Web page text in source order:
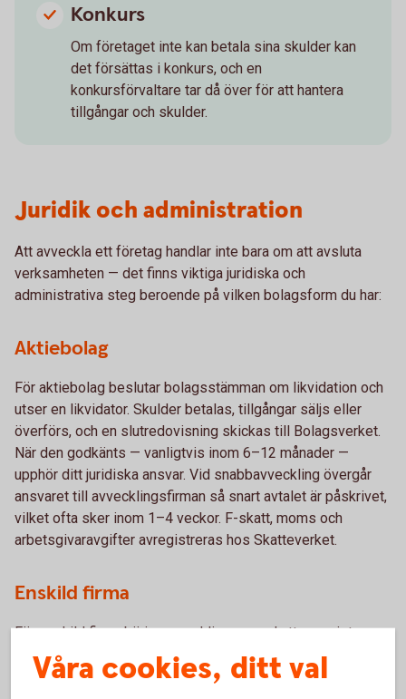
Konkurs
Om företaget inte kan betala sina skulder kan
det försättas i konkurs, och en
konkursförvaltare tar då över för att hantera
tillgångar och skulder.
Juridik och administration
Att avveckla ett företag handlar inte bara om att avsluta
verksamheten — det finns viktiga juridiska och
administrativa steg beroende på vilken bolagsform du har:
Aktiebolag
För aktiebolag beslutar bolagsstämman om likvidation och
utser en likvidator. Skulder betalas, tillgångar säljs eller
överförs, och en slutredovisning skickas till Bolagsverket.
När den godkänts — vanligtvis inom 6–12 månader —
upphör ditt juridiska ansvar. Vid snabbavveckling övergår
ansvaret till avvecklingsfirman så snart avtalet är påskrivet,
vilket ofta sker inom 1–4 veckor. F-skatt, moms och
arbetsgivaravgifter avregistreras hos Skatteverket.
Enskild firma
För enskild firma börjar avvecklingen med att avregistrera
F-skatt, moms och arbetsgivarregistrering hos
Skatteverket. Skulder och skatter betalas, en slutlig
Våra cookies, ditt val